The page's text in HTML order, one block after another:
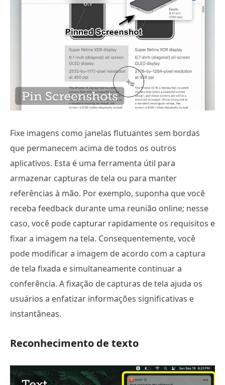
Fixe imagens como janelas flutuantes sem bordas
que permanecem acima de todos os outros
aplicativos. Esta é uma ferramenta útil para
armazenar capturas de tela ou para manter
referências à mão. Por exemplo, suponha que você
receba feedback durante uma reunião online; nesse
caso, você pode capturar rapidamente os requisitos e
fixar a imagem na tela. Consequentemente, você
pode modificar a imagem de acordo com a captura
de tela fixada e simultaneamente continuar a
conferência. A fixação de capturas de tela ajuda os
usuários a enfatizar informações significativas e
instantâneas.
Reconhecimento de texto